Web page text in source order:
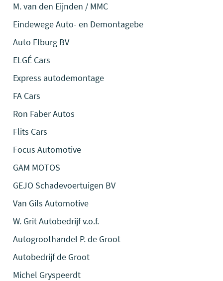
M. van den Eijnden / MMC
Eindewege Auto- en Demontagebe
Auto Elburg BV
ELGÉ Cars
Express autodemontage
FA Cars
Ron Faber Autos
Flits Cars
Focus Automotive
GAM MOTOS
GEJO Schadevoertuigen BV
Van Gils Automotive
W. Grit Autobedrijf v.o.f.
Autogroothandel P. de Groot
Autobedrijf de Groot
Michel Gryspeerdt